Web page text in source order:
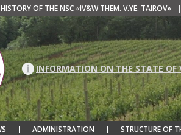
HISTORY OF THE NSC «IV&W THEM. V.YE. TAIROV» |
INFORMATION ON THE STATE OF
ADMINISTRATION STRUCTURE OF